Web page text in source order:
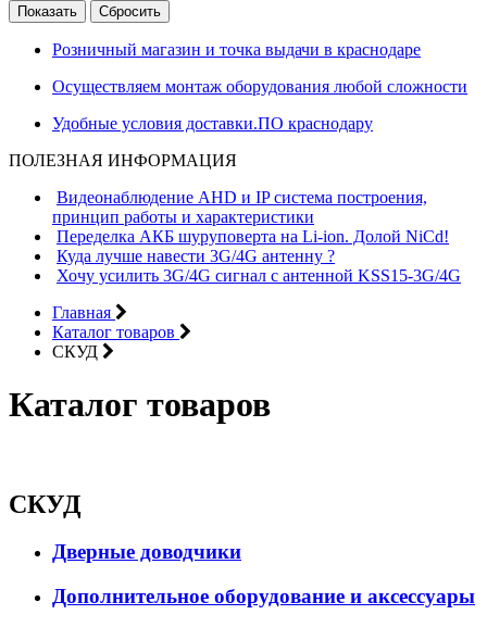
Розничный магазин и точка выдачи в краснодаре
Осуществляем монтаж оборудования любой сложности
Удобные условия доставки.ПО краснодару
ПОЛЕЗНАЯ ИНФОРМАЦИЯ
Видеонаблюдение AHD и IP система построения,
принцип работы и характеристики
Переделка АКБ шуруповерта на Li-ion. Долой NiCd!
Куда лучше навести 3G/4G антенну ?
Хочу усилить 3G/4G сигнал с антенной KSS15-3G/4G
Главная
Каталог товаров
СКУД
Каталог товаров
СКУД
Дверные доводчики
Дополнительное оборудование и аксессуары